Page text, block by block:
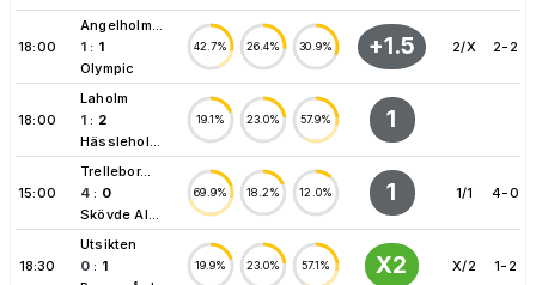
18:00
Angelholm...
1 : 1
Olympic
42.7% 26.4% 30.9% +1.5 2/X 2-2
18:00
Laholm
1 : 2
Hässlehol...
19.1% 23.0% 57.9% 1
15:00
Trellebor...
4 : 0
Skövde AI...
69.9% 18.2% 12.0% 1 1/1 4-0
18:30
Utsikten
0 : 1
19.9% 23.0% 57.1% X2 X/2 1-2